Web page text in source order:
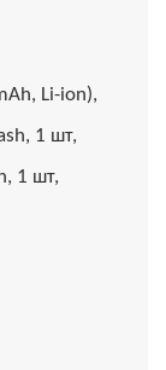
Li-ion),
1 шт,
1 шт,